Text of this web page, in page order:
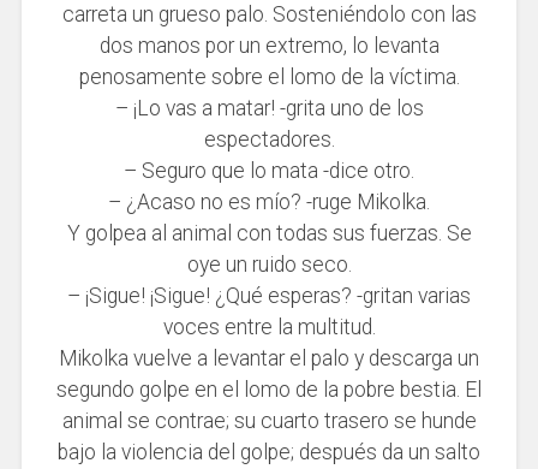
carreta un grueso palo. Sosteniéndolo con las
dos manos por un extremo, lo levanta
penosamente sobre el lomo de la víctima.
– ¡Lo vas a matar! -grita uno de los
espectadores.
– Seguro que lo mata -dice otro.
– ¿Acaso no es mío? -ruge Mikolka.
Y golpea al animal con todas sus fuerzas. Se
oye un ruido seco.
– ¡Sigue! ¡Sigue! ¿Qué esperas? -gritan varias
voces entre la multitud.
Mikolka vuelve a levantar el palo y descarga un
segundo golpe en el lomo de la pobre bestia. El
animal se contrae; su cuarto trasero se hunde
bajo la violencia del golpe; después da un salto